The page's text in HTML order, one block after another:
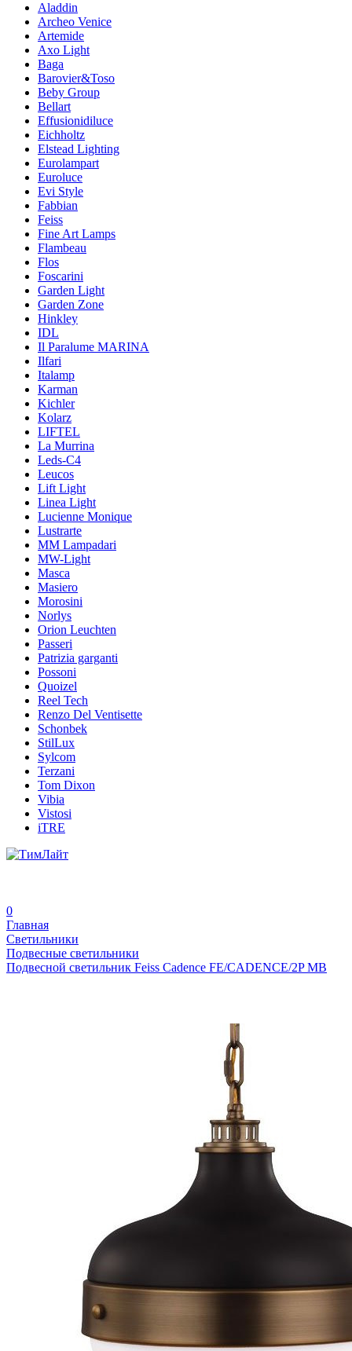
Aladdin
Archeo Venice
Artemide
Axo Light
Baga
Barovier&Toso
Beby Group
Bellart
Effusionidiluce
Eichholtz
Elstead Lighting
Eurolampart
Euroluce
Evi Style
Fabbian
Feiss
Fine Art Lamps
Flambeau
Flos
Foscarini
Garden Light
Garden Zone
Hinkley
IDL
Il Paralume MARINA
Ilfari
Italamp
Karman
Kichler
Kolarz
LIFTEL
La Murrina
Leds-C4
Leucos
Lift Light
Linea Light
Lucienne Monique
Lustrarte
MM Lampadari
MW-Light
Masca
Masiero
Morosini
Norlys
Orion Leuchten
Passeri
Patrizia garganti
Possoni
Quoizel
Reel Tech
Renzo Del Ventisette
Schonbek
StilLux
Sylcom
Terzani
Tom Dixon
Vibia
Vistosi
iTRE
0
Главная
Светильники
Подвесные светильники
Подвесной светильник Feiss Cadence FE/CADENCE/2P MB